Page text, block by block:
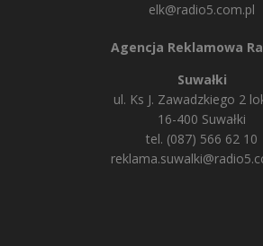
elk@radio5.com.pl
Agencja Reklamowa
Suwałki
ul. Ks J. Zawadzkiego 2
16-400 Suwałki
tel. (087) 566 62 10